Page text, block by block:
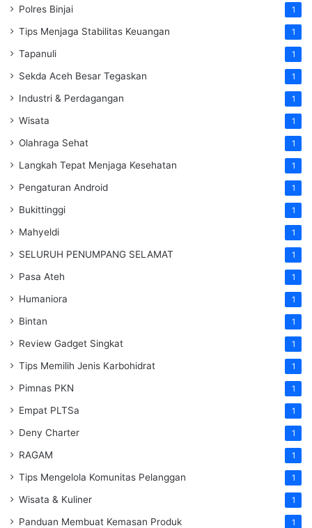
Polres Binjai 1
Tips Menjaga Stabilitas Keuangan 1
Tapanuli 1
Sekda Aceh Besar Tegaskan 1
Industri & Perdagangan 1
Wisata 1
Olahraga Sehat 1
Langkah Tepat Menjaga Kesehatan 1
Pengaturan Android 1
Bukittinggi 1
Mahyeldi 1
SELURUH PENUMPANG SELAMAT 1
Pasa Ateh 1
Humaniora 1
Bintan 1
Review Gadget Singkat 1
Tips Memilih Jenis Karbohidrat 1
Pimnas PKN 1
Empat PLTSa 1
Deny Charter 1
RAGAM 1
Tips Mengelola Komunitas Pelanggan 1
Wisata & Kuliner 1
Panduan Membuat Kemasan Produk 1